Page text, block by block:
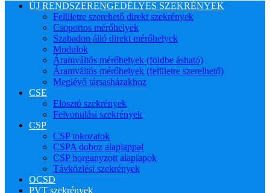
ÚJ RENDSZERENGEDÉLYES SZEKRÉNYEK
Felületre szerehető direkt szekrények
Csoportos mérőhelyek
Szabadon álló direkt mérőhelyek
Modulok
Áramváltós mérőhelyek (földbe ásható)
Áramváltós mérőhelyek (felületre szerelhető)
Meglévő társasházakhoz
CSE
Elosztó szekrények
Felvonulási szekrények
CSP
CSP tokozatok
CSPA doboz alaplappal
CSP horganyzott alaplapok
Távközlési szekrények
OCSD
PVT szekrények